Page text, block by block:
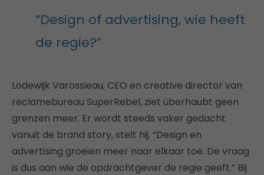
“Design of advertising, wie heeft
de regie?”
Lodewijk Varossieau, CEO en creative director van
reclamebureau SuperRebel, ziet überhaubt geen
grenzen meer. Er wordt steeds vaker gedacht
vanuit de brand story, stelt hij. “Design en
advertising groeien meer naar elkaar toe. De vraag
is dus aan wie de opdrachtgever de regie geeft.” Bij